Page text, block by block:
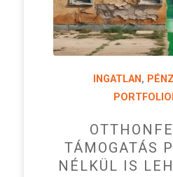
INGATLAN ,
TÁMOGATÁS
NÉLKÜL IS